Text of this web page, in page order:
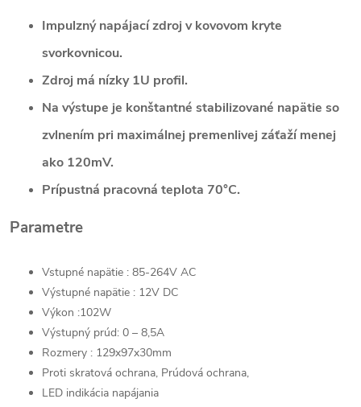
Impulzný napájací zdroj v kovovom kryte
svorkovnicou.
Zdroj má nízky 1U profil.
Na výstupe je konštantné stabilizované napätie so
zvlnením pri maximálnej premenlivej záťaží menej
ako 120mV.
Prípustná pracovná teplota 70°C.
Parametre
Vstupné napätie : 85-264V AC
Výstupné napätie : 12V DC
Výkon :102W
Výstupný prúd: 0 – 8,5A
Rozmery : 129x97x30mm
Proti skratová ochrana, Prúdová ochrana,
LED indikácia napájania